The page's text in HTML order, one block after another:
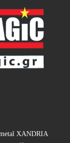
metal XANDRIA